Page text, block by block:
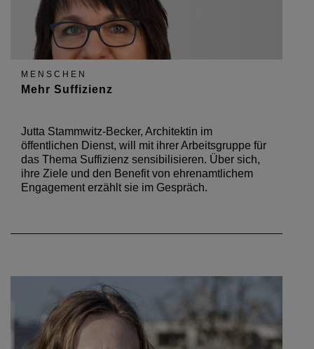
MENSCHEN
Mehr Suffizienz
Jutta Stammwitz-Becker, Architektin im
öffentlichen Dienst, will mit ihrer Arbeitsgruppe für
das Thema Suffizienz sensibilisieren. Über sich,
ihre Ziele und den Benefit von ehrenamtlichem
Engagement erzählt sie im Gespräch.